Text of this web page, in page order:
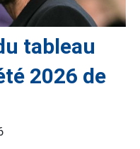
tableau
2026 de